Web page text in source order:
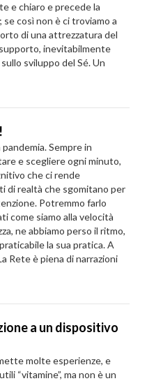
e chiaro e precede la
così non è ci troviamo a
di una attrezzatura del
inevitabilmente
sviluppo del Sé. Un
Sempre in
e scegliere ogni minuto,
che ci rende
di realtà che sgomitano per
Potremmo farlo
come siamo alla velocità
ne abbiamo perso il ritmo,
la sua pratica. A
Rete è piena di narrazioni
a un dispositivo
molte esperienze, e
“vitamine”, ma non è un